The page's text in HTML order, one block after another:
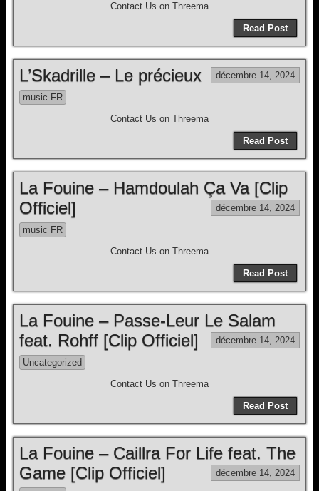
Contact Us on Threema
Read Post
L’Skadrille – Le précieux décembre 14, 2024
music FR
Contact Us on Threema
Read Post
La Fouine – Hamdoulah Ça Va [Clip
Officiel]
décembre 14, 2024
music FR
Contact Us on Threema
Read Post
La Fouine – Passe-Leur Le Salam
feat. Rohff [Clip Officiel]
décembre 14, 2024
Uncategorized
Contact Us on Threema
Read Post
La Fouine – Caillra For Life feat. The
Game [Clip Officiel]
décembre 14, 2024